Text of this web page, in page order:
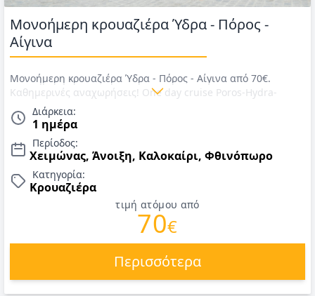
Μονοήμερη κρουαζιέρα Ύδρα - Πόρος -
Αίγινα
Μονοήμερη κρουαζιέρα Ύδρα - Πόρος - Αίγινα από 70€.
Καθημερινές αναχωρήσεις! One day cruise Poros-Hydra-
AeginaΔιάρκεια:
1 ημέρα
Περίοδος:
Χειμώνας, Άνοιξη, Καλοκαίρι, Φθινόπωρο
Κατηγορία:
Κρουαζιέρα
τιμή ατόμου από
70€
Περισσότερα